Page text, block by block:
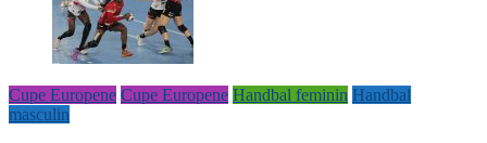
Cupe Europene Cupe Europene Handbal feminin Handbal
masculin